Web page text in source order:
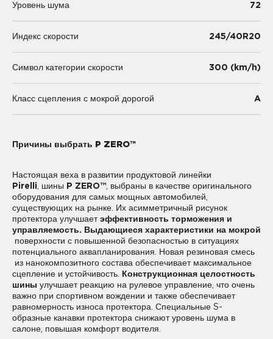
Уровень шума 72
Индекс скорости 245/40R20
Символ категории скорости 300 (km/h)
Класс сцепления с мокрой дорогой A
Причины выбрать P ZERO™
Настоящая веха в развитии продуктовой линейки
Pirelli, шины P ZERO™, выбраны в качестве оригинального
оборудования для самых мощных автомобилей,
существующих на рынке. Их асимметричный рисунок
протектора улучшает эффективность торможения и
управляемость. Выдающиеся характеристики на мокрой
поверхности с повышенной безопасностью в ситуациях
потенциального аквапланирования. Новая резиновая смесь
из нанокомпозитного состава обеспечивает максимальное
сцепление и устойчивость. Конструкционная целостность
шины улучшает реакцию на рулевое управление, что очень
важно при спортивном вождении и также обеспечивает
равномерность износа протектора. Специальные S-
образные канавки протектора снижают уровень шума в
салоне, повышая комфорт водителя.